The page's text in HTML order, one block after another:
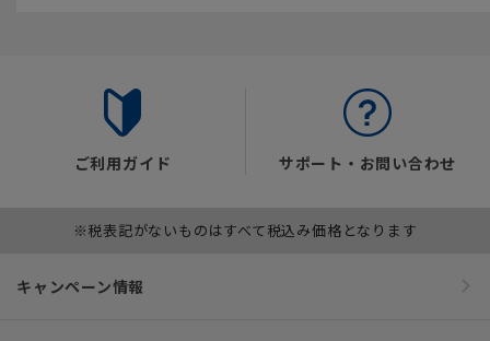
ご利用ガイド サポート・お問い合わせ
※税表記がないものはすべて税込み価格となります
キャンペーン情報